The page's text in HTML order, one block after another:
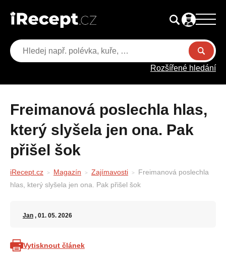
Rozšířené hledání
Freimanová poslechla hlas,
který slyšela jen ona. Pak
přišel šok
iRecept.cz Magazín Zajímavosti
Freimanová poslechla
hlas, který slyšela jen ona. Pak přišel šok
Jan , 01. 05. 2026
Vytisknout článek